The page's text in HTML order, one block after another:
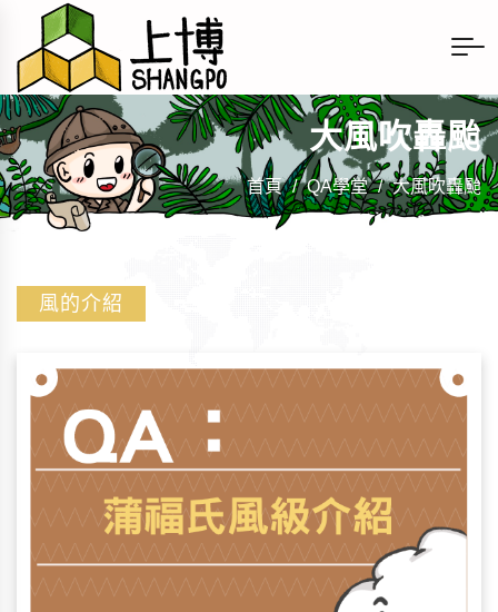
大風吹轟颱
首頁 / QA學堂 / 大風吹轟颱
風的介紹